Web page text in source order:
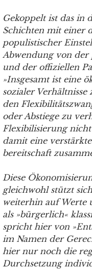
Gekoppelt ist das in
Schichten mit einer
populistischer
Abwendung von der
und der offiziellen
»Insgesamt ist eine
sozialer
den
oder Abstiege zu
Flexibilisierung
damit eine
bereitschaft
Diese
gleichwohl stützt
weiterhin auf Werte
als »bürgerlich«
spricht hier von
im Namen der
hier nur noch die
Durchsetzung